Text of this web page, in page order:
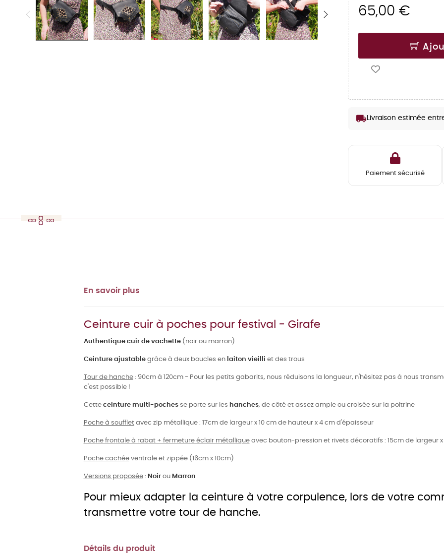
65,00 €
local_shipping Livraison estimée
Paiement sécurisé
En savoir plus
Ceinture cuir à poches pour festival - Girafe
Authentique cuir de vachette(noir ou marron)
Ceinture ajustablegrâce à deux boucles en laiton vieilli et des trous
Tour de hanche: 90cm à 120cm - Pour les petits gabarits, nous réduisons la longueur, n'hésitez pas à nous
c'est possible !
Cette ceinture multi-pochesse porte sur les hanches, de côté et assez ample ou croisée sur la poitrine
Poche à souffletavec zip métallique : 17cm de largeur x 10 cm de hauteur x 4 cm d'épaisseur
Poche frontale à rabat + fermeture éclair métalliqueavec bouton-pression et rivets décoratifs : 15cm de largeur
Poche cachéeventrale et zippée (16cm x 10cm)
Versions proposée: NoirouMarron
Pour mieux adapter la ceinture à votre corpulence, lors de votre
transmettre votre tour de hanche.
Détails du produit